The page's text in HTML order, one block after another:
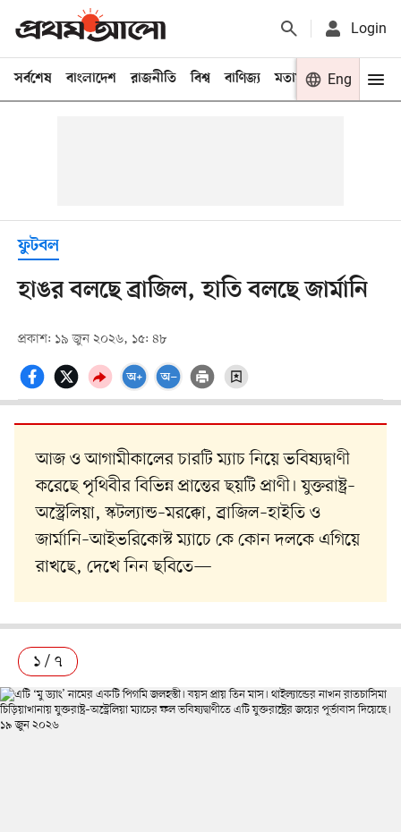
Login
সর্বশেষ বাংলাদেশ রাজনীতি বিশ্ব বাণিজ্য মতামত খেলা
Eng
ফুটবল
হাঙর বলছে ব্রাজিল, হাতি বলছে জার্মানি
প্রকাশ: ১৯ জুন ২০২৬, ১৫: ৪৮
আজ ও আগামীকালের চারটি ম্যাচ নিয়ে ভবিষ্যদ্বাণী
করেছে পৃথিবীর বিভিন্ন প্রান্তের ছয়টি প্রাণী। যুক্তরাষ্ট্র–
অস্ট্রেলিয়া, স্কটল্যান্ড–মরক্কো, ব্রাজিল–হাইতি ও
জার্মানি–আইভরিকোস্ট ম্যাচে কে কোন দলকে এগিয়ে
রাখছে, দেখে নিন ছবিতে—
১ / ৭